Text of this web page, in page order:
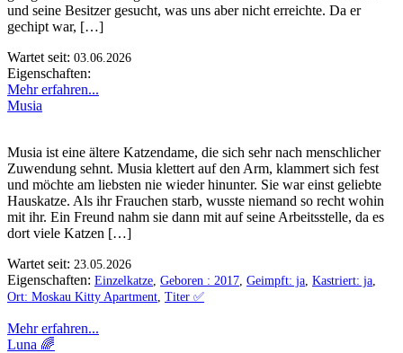
und seine Besitzer gesucht, was uns aber nicht erreichte. Da er
gechipt war, […]
Wartet seit: 03.06.2026
Eigenschaften:
Mehr erfahren...
Musia
Musia ist eine ältere Katzendame, die sich sehr nach menschlicher
Zuwendung sehnt. Musia klettert auf den Arm, klammert sich fest
und möchte am liebsten nie wieder hinunter. Sie war einst geliebte
Hauskatze. Als ihr Frauchen starb, wusste niemand so recht wohin
mit ihr. Ein Freund nahm sie dann mit auf seine Arbeitsstelle, da es
dort viele Katzen […]
Wartet seit: 23.05.2026
Eigenschaften: Einzelkatze Geboren : 2017 Geimpft: ja Kastriert: ja
Ort: Moskau Kitty Apartment Titer ✅️
Mehr erfahren...
Luna 🌈